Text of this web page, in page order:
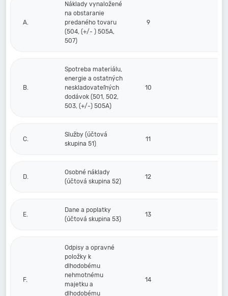
A.
Náklady vynaložené
na obstaranie
predaného tovaru
(504, (+/- ) 505A,
507)
9
B.
Spotreba materiálu,
energie a ostatných
neskladovateľných
dodávok (501, 502,
503, (+/-) 505A)
10
C.
Služby (účtová
skupina 51)
11
D.
Osobné náklady
(účtová skupina 52)
12
E.
Dane a poplatky
(účtová skupina 53)
13
F.
Odpisy a opravné
položky k
dlhodobému
nehmotnému
majetku a
dlhodobému
14